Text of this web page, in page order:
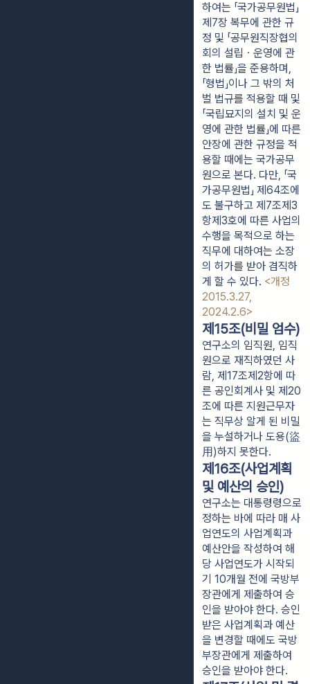
하여는 「국가공무원법」
제7장 복무에 관한 규
정 및 「공무원직장협의
회의 설립ㆍ운영에 관
한 법률」을 준용하며,
「형법」이나 그 밖의 처
벌 법규를 적용할 때 및
「국립묘지의 설치 및 운
영에 관한 법률」에 따른
안장에 관한 규정을 적
용할 때에는 국가공무
원으로 본다. 다만, 「국
가공무원법」 제64조에
도 불구하고 제7조제3
항제3호에 따른 사업의
수행을 목적으로 하는
직무에 대하여는 소장
의 허가를 받아 겸직하
게 할 수 있다. <개정
2015.3.27,
2024.2.6>
제15조(비밀 엄수)
연구소의 임직원, 임직
원으로 재직하였던 사
람, 제17조제2항에 따
른 공인회계사 및 제20
조에 따른 지원근무자
는 직무상 알게 된 비밀
을 누설하거나 도용(盜
用)하지 못한다.
제16조(사업계획
및 예산의 승인)
연구소는 대통령령으로
정하는 바에 따라 매 사
업연도의 사업계획과
예산안을 작성하여 해
당 사업연도가 시작되
기 10개월 전에 국방부
장관에게 제출하여 승
인을 받아야 한다. 승인
받은 사업계획과 예산
을 변경할 때에도 국방
부장관에게 제출하여
승인을 받아야 한다.